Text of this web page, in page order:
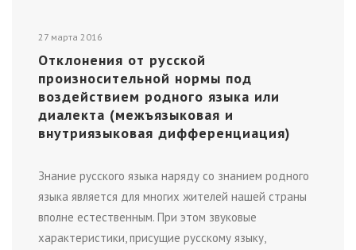
27 марта 2016
Отклонения от русской
произносительной нормы под
воздействием родного языка или
диалекта (межъязыковая и
внутриязыковая дифференциация)
Знание русского языка наряду со знанием родного
языка является для многих жителей нашей страны
вполне естественным. При этом звуковые
характеристики, присущие русскому языку,